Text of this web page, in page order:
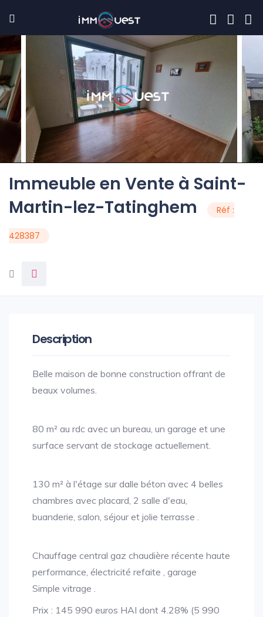
Immeuble en Vente à Saint-
Martin-lez-Tatinghem
Réf :
428387
Description
Belle maison de bonne construction offrant de
beaux volumes.
80 m² au rdc avec un bureau, un garage et une
surface servant de stockage actuellement.
130 m² à l'étage sur dalle béton avec 4 belles
chambres avec placard, 2 salle d'eau,
buanderie, salon, séjour et jolie terrasse .
Chauffage central gaz chaudière récente haute
performance, électricité refaite , garage
Simple vitrage .
Prix : 145 990 euros HAI dont 4.28% (5 990